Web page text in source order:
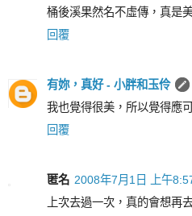
桶後溪果然名不虛傳，真是
回覆
有妳，真好 - 小胖和玉伶
我也覺得很美，所以覺得應
回覆
匿名 2008年7月1日 上午
上次去過一次，真的會想再